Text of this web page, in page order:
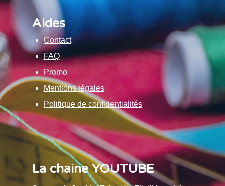
Aides
Contact
FAQ
Promo
Mentions légales
Politique de confidentialités
La chaine YOUTUBE